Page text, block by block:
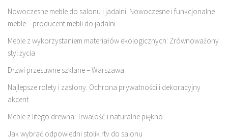
Nowoczesne meble do salonu i jadalni. Nowoczesne i funkcjonalne
meble – producent mebli do jadalni
Meble z wykorzystaniem materiałów ekologicznych: Zrównoważony
styl życia
Drzwi przesuwne szklane – Warszawa
Najlepsze rolety i zasłony: Ochrona prywatności i dekoracyjny
akcent
Meble z litego drewna: Trwałość i naturalne piękno
Jak wybrać odpowiedni stolik rtv do salonu